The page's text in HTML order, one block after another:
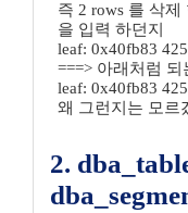
즉 2 rows 를 삭
을 입력 하던지
leaf: 0x40fb83
===> 아래처럼
leaf: 0x40fb83
왜 그런지는 모르
2.